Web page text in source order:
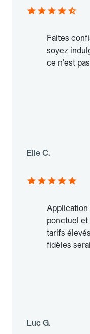
Faites
soyez
ce n'est
Elle C.
Application
ponctuel
tarifs
fidèles
Luc G.